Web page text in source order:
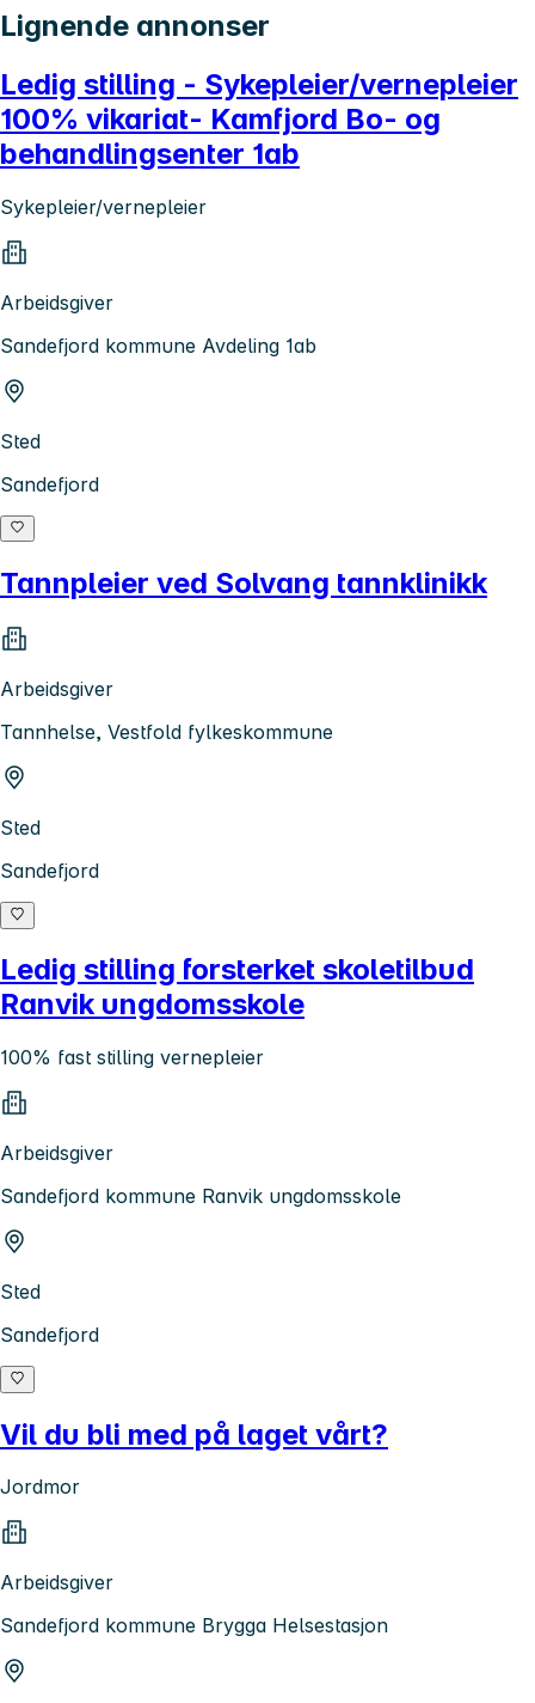
Lignende annonser
Ledig stilling - Sykepleier/vernepleier
100% vikariat- Kamfjord Bo- og
behandlingsenter 1ab
Sykepleier/vernepleier
Arbeidsgiver
Sandefjord kommune Avdeling 1ab
Sted
Sandefjord
Tannpleier ved Solvang tannklinikk
Arbeidsgiver
Tannhelse, Vestfold fylkeskommune
Sted
Sandefjord
Ledig stilling forsterket skoletilbud
Ranvik ungdomsskole
100% fast stilling vernepleier
Arbeidsgiver
Sandefjord kommune Ranvik ungdomsskole
Sted
Sandefjord
Vil du bli med på laget vårt?
Jordmor
Arbeidsgiver
Sandefjord kommune Brygga Helsestasjon